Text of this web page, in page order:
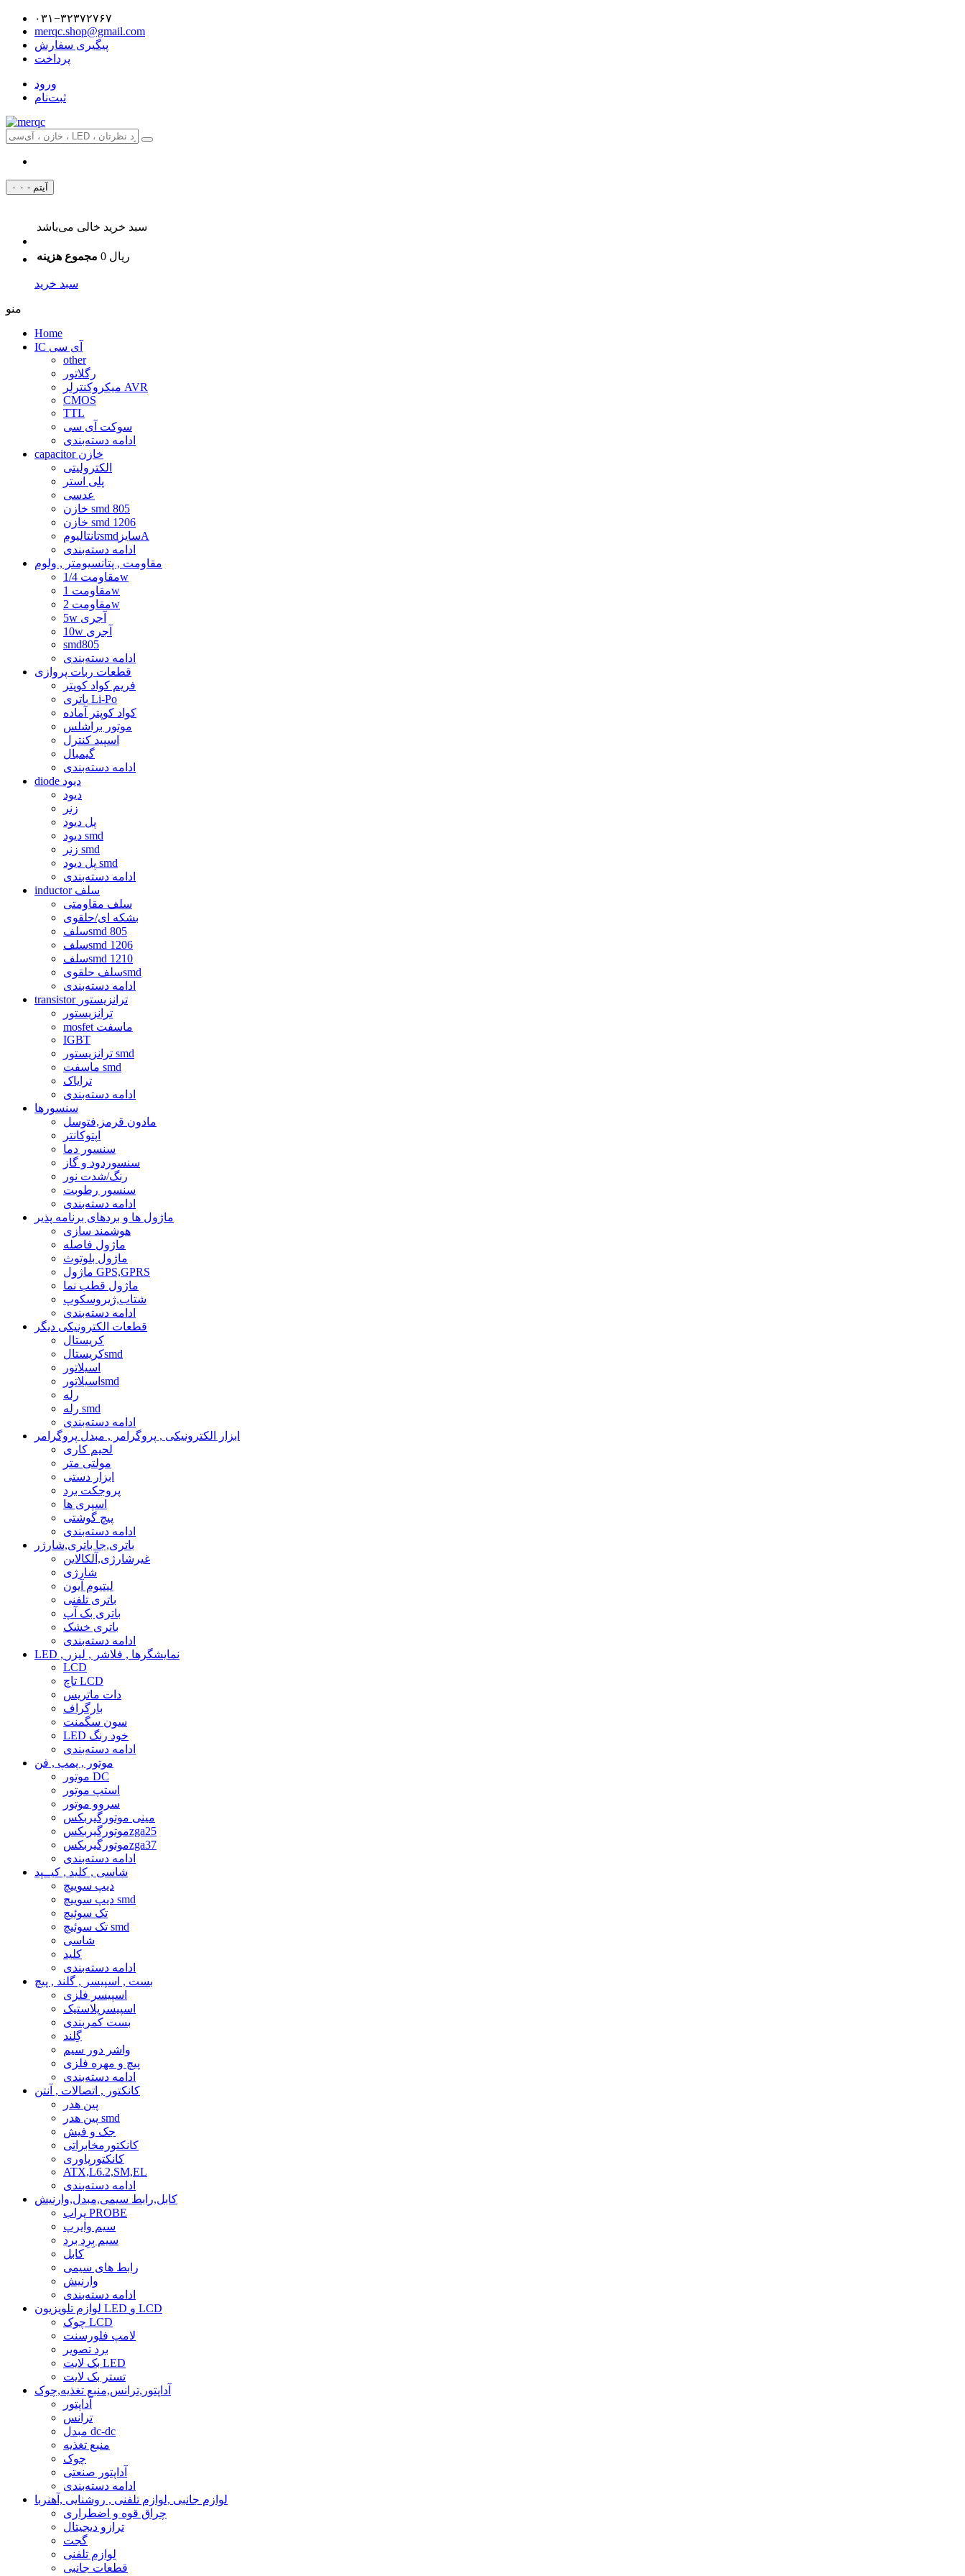
۰۳۱−۳۲۳۷۲۷۶۷
merqc.shop@gmail.com
پیگیری سفارش
پرداخت
ورود
ثبت‌نام
۰ آیتم - ۰
سبد خرید خالی می‌باشد
مجموع هزینه 0 ریال
سبد خرید
منو
Home
IC آی سی
other
رگلاتور
میکروکنترلر AVR
CMOS
TTL
سوکت آی سی
ادامه دسته‌بندی
capacitor خازن
الکترولیتی
پلی استر
عدسی
خازن smd 805
خازن smd 1206
تانتالیومsmdسایزA
ادامه دسته‌بندی
مقاومت , پتانسیومتر , ولوم
مقاومت 1/4w
مقاومت 1w
مقاومت 2w
5w آجری
10w آجری
smd805
ادامه دسته‌بندی
قطعات ربات پروازی
فریم کواد کوپتر
باتری Li-Po
کواد کوپتر آماده
موتور براشلس
اسپید کنترل
گیمبال
ادامه دسته‌بندی
diode دیود
دیود
زنر
پل دیود
دیود smd
زنر smd
پل دیود smd
ادامه دسته‌بندی
inductor سلف
سلف مقاومتی
بشکه ای/حلقوی
سلفsmd 805
سلفsmd 1206
سلفsmd 1210
سلف حلقویsmd
ادامه دسته‌بندی
transistor ترانزیستور
ترانزیستور
mosfet ماسفت
IGBT
ترانزیستور smd
ماسفت smd
ترایاک
ادامه دسته‌بندی
سنسورها
مادون قرمز,فتوسل
اپتوکانتر
سنسور دما
سنسوردود و گاز
رنگ/شدت نور
سنسور رطوبت
ادامه دسته‌بندی
ماژول ها و بردهای برنامه پذیر
هوشمند سازی
ماژول فاصله
ماژول بلوتوث
ماژول GPS,GPRS
ماژول قطب نما
شتاب,ژیروسکوپ
ادامه دسته‌بندی
قطعات الکترونیکی دیگر
کریستال
کریستالsmd
اسیلاتور
اسیلاتورsmd
رله
رله smd
ادامه دسته‌بندی
ابزار الکترونیکی , پروگرامر , مبدل پروگرامر
لحیم کاری
مولتی متر
ابزار دستی
پروجکت برد
اسپری ها
پیچ گوشتی
ادامه دسته‌بندی
باتری,جا باتری,شارژر
غیرشارژی,آلکالاین
شارژی
لیتیوم آیون
باتری تلفنی
باتری بک آپ
باتری خشک
ادامه دسته‌بندی
LED , نمایشگرها , فلاشر , لیزر
LCD
تاچ LCD
دات ماتریس
بارگراف
سون سگمنت
LED خود رنگ
ادامه دسته‌بندی
موتور , پمپ , فن
موتور DC
استپ موتور
سروو موتور
مینی موتورگیربکس
موتورگیربکسzga25
موتورگیربکسzga37
ادامه دسته‌بندی
شاسی , کلید , کیــپد
دیپ سوییچ
دیپ سوییچ smd
تک سوئیچ
تک سوئیچ smd
شاسی
کلید
ادامه دسته‌بندی
بست , اسپیسر , گلند , پیچ
اسپیسر فلزی
اسپیسرپلاستیک
بست کمربندی
گِلند
واشر دور سیم
پیچ و مهره فلزی
ادامه دسته‌بندی
کانکتور , اتصالات , آنتن
پین هدر
پین هدر smd
جک و فیش
کانکتورمخابراتی
کانکتورپاوری
ATX,L6.2,SM,EL
ادامه دسته‌بندی
کابل,رابط سیمی,مبدل,وارنیش
پراب PROBE
سیم وایرپ
سیم بِرِد برد
کابل
رابط های سیمی
وارنیش
ادامه دسته‌بندی
لوازم تلویزیون LED و LCD
چوک LCD
لامپ فلورسنت
برد تصویر
بک لایت LED
تستر بک لایت
آداپتور,ترانس,منبع تغذیه,چوک
آداپتور
ترانس
مبدل dc-dc
منبع تغذیه
چوک
آداپتور صنعتی
ادامه دسته‌بندی
لوازم جانبی ,لوازم تلفنی , روشنایی ,آهنربا
چراق قوه و اضطراری
ترازو دیجیتال
گجت
لوازم تلفنی
قطعات جانبی